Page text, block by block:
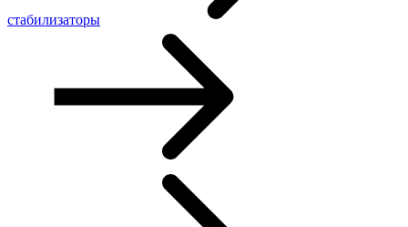
стабилизаторы